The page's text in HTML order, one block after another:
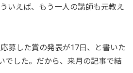
いえば、もう一人の講師も元教え
募した賞の発表が17日、と書いた
でした。だから、来月の記事で結